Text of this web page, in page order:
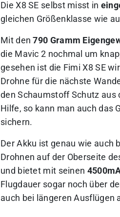
Die X8 SE selbst misst in
gleichen Größenklasse wie
Mit den790 Gramm
die Mavic 2 nochmal um
gesehen ist die Fimi X8 SE
Drohne für die nächste
den Schaumstoff Schutz aus
Hilfe, so kann man auch das
sichern.
Der Akku ist genau wie auch
Drohnen auf der Oberseite
und bietet mit seinen
Flugdauer sogar noch über
auch bei längeren Ausflügen